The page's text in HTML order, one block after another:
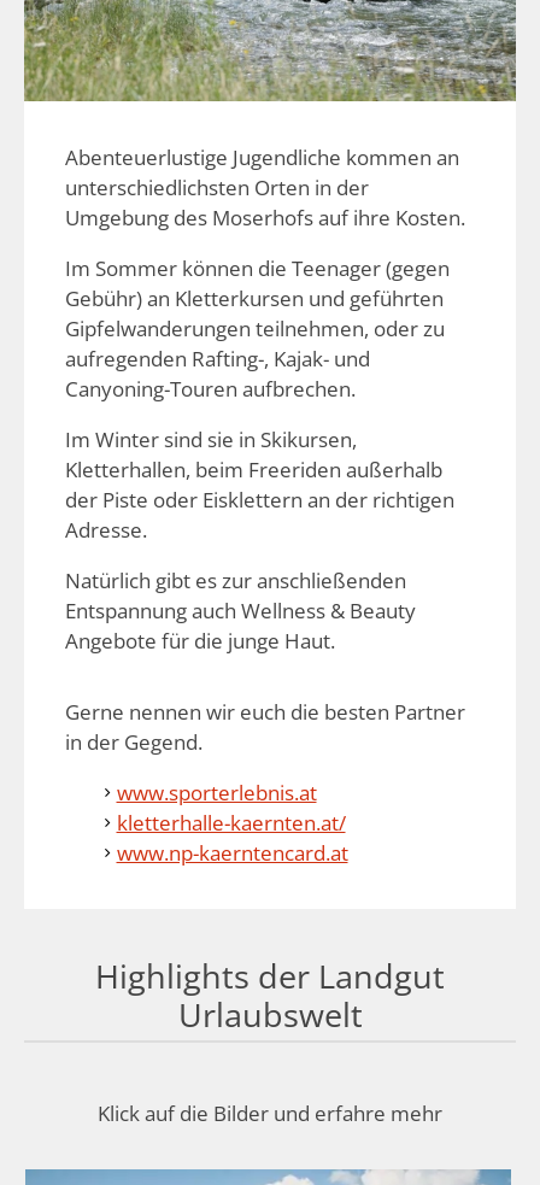
Abenteuerlustige Jugendliche kommen an
unterschiedlichsten Orten in der
Umgebung des Moserhofs auf ihre Kosten.
Im Sommer können die Teenager (gegen
Gebühr) an Kletterkursen und geführten
Gipfelwanderungen teilnehmen, oder zu
aufregenden Rafting-, Kajak- und
Canyoning-Touren aufbrechen.
Im Winter sind sie in Skikursen,
Kletterhallen, beim Freeriden außerhalb
der Piste oder Eisklettern an der richtigen
Adresse.
Natürlich gibt es zur anschließenden
Entspannung auch Wellness & Beauty
Angebote für die junge Haut.
Gerne nennen wir euch die besten Partner
in der Gegend.
www.sporterlebnis.at
kletterhalle-kaernten.at/
www.np-kaerntencard.at
Highlights der Landgut
Urlaubswelt
Klick auf die Bilder und erfahre mehr